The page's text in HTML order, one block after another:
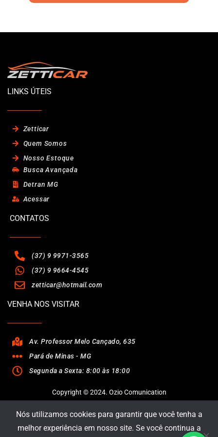
LINKS ÚTEIS
Zetticar
Quem Somos
Nosso Estoque
Busca Avançada
Detran MG
Acessar
CONTATOS
(37) 9 9971-3565
(37) 9 9664-4545
zetticar@hotmail.com
VENHA NOS VISITAR
Av. Professor Melo Cançado, 635
Pará de Minas - MG
Segunda a Sexta: 8:00 às 18:00
Copyright © 2024. Ozio Comunication
Nós utilizamos cookies para garantir que você tenha a
melhor experiência em nosso site. Se você continua a